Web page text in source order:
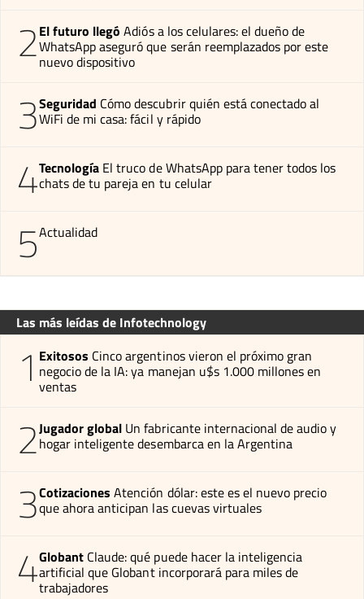
2El futuro llegó Adiós a los celulares: el dueño de
WhatsApp aseguró que serán reemplazados por este
nuevo dispositivo
3Seguridad Cómo descubrir quién está conectado al
WiFi de mi casa: fácil y rápido
4Tecnología El truco de WhatsApp para tener todos los
chats de tu pareja en tu celular
5Actualidad
Las más leídas de Infotechnology
1 Exitosos Cinco argentinos vieron el próximo gran
negocio de la IA: ya manejan u$s 1.000 millones en
ventas
2Jugador global Un fabricante internacional de audio y
hogar inteligente desembarca en la Argentina
3Cotizaciones Atención dólar: este es el nuevo precio
que ahora anticipan las cuevas virtuales
4Globant Claude: qué puede hacer la inteligencia
artificial que Globant incorporará para miles de
trabajadores